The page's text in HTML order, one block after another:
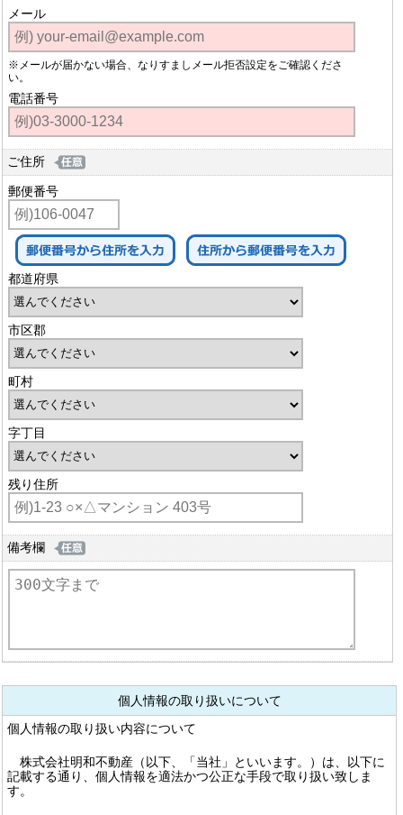
メール
※メールが届かない場合、なりすましメール拒否設定をご確認くださ
い。
電話番号
ご住所
郵便番号
都道府県
市区郡
町村
字丁目
残り住所
備考欄
個人情報の取り扱いについて
個人情報の取り扱い内容について
株式会社明和不動産（以下、「当社」といいます。）は、以下に
記載する通り、個人情報を適法かつ公正な手段で取り扱い致しま
す。